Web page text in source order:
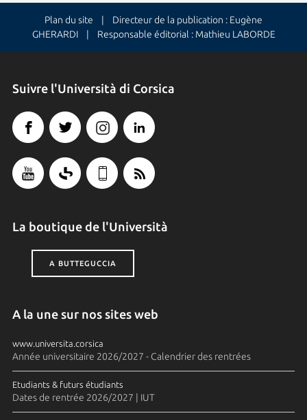
Plan du site | Directeur de la publication : Eugène
GHERARDI | Responsable éditorial : Mathieu LABORDE
Suivre l'Università di Corsica
La boutique de l'Università
A BUTTEGUCCIA
A la une sur nos sites web
www.universita.corsica
Année universitaire 2026/2027 - Calendrier des rentrées
Etudiants & futurs étudiants
Dates de rentrée 2026/2027 | IUT